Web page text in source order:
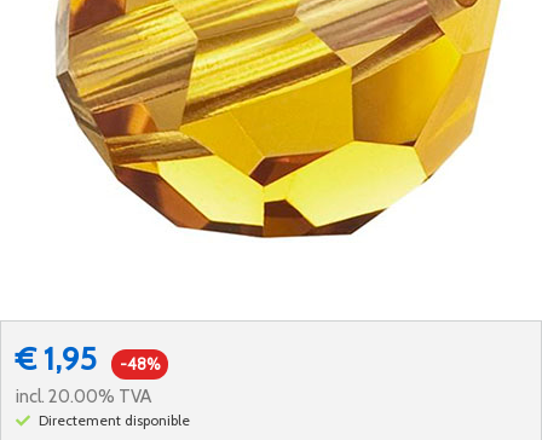
€ 1,95 -48%
incl. 20.00% TVA
Directement disponible